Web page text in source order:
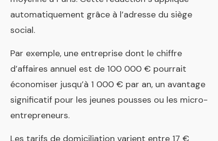
automatiquement grâce à l’adresse du siège
social.
Par exemple, une entreprise dont le chiffre
d’affaires annuel est de 100 000 € pourrait
économiser jusqu’à 1 000 € par an, un avantage
significatif pour les jeunes pousses ou les micro-
entrepreneurs.